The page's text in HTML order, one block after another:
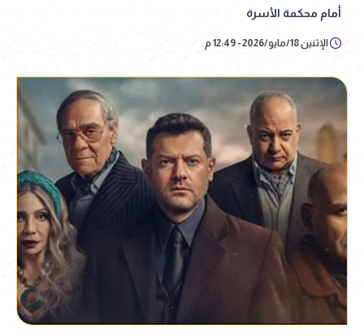
أمام محكمة الأسرة
الإثنين 18/مايو/2026 - 12:49 م